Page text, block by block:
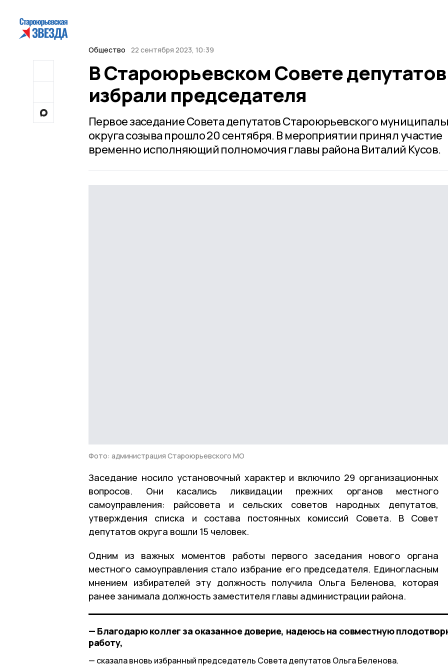
Общество 22 сентября 2023, 10:39
В Староюрьевском Совете депутатов
избрали председателя
Первое заседание Совета депутатов Староюрьевского
округа созыва прошло 20 сентября. В мероприятии принял участие
временно исполняющий полномочия главы района Виталий Кусов.
Фото: администрация Староюрьевского МО
Заседание носило установочный характер и включило 29 организационных
вопросов. Они касались ликвидации прежних органов местного
самоуправления: райсовета и сельских советов народных депутатов,
утверждения списка и состава постоянных комиссий Совета. В Совет
депутатов округа вошли 15 человек.
Одним из важных моментов работы первого заседания нового органа
местного самоуправления стало избрание его председателя. Единогласным
мнением избирателей эту должность получила Ольга Беленова, которая
ранее занимала должность заместителя главы администрации района.
— Благодарю коллег за оказанное доверие, надеюсь на совместную
работу,
сказала вновь избранный председатель Совета депутатов Ольга Беленова.